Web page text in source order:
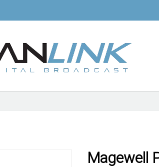
Magewell